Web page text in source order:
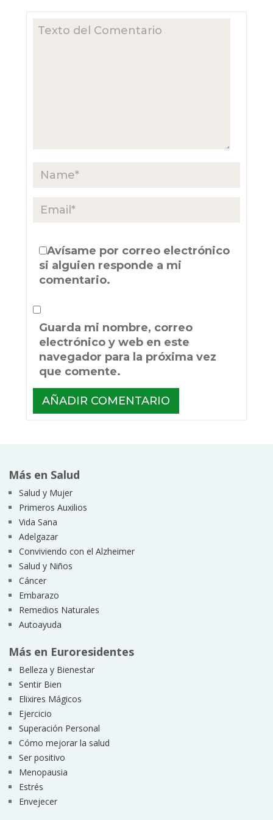
Avísame por correo electrónico
si alguien responde a mi
comentario.
Guarda mi nombre, correo
electrónico y web en este
navegador para la próxima vez
que comente.
Más en Salud
Salud y Mujer
Primeros Auxilios
Vida Sana
Adelgazar
Conviviendo con el Alzheimer
Salud y Niños
Cáncer
Embarazo
Remedios Naturales
Autoayuda
Más en Euroresidentes
Belleza y Bienestar
Sentir Bien
Elixires Mágicos
Ejercicio
Superación Personal
Cómo mejorar la salud
Ser positivo
Menopausia
Estrés
Envejecer